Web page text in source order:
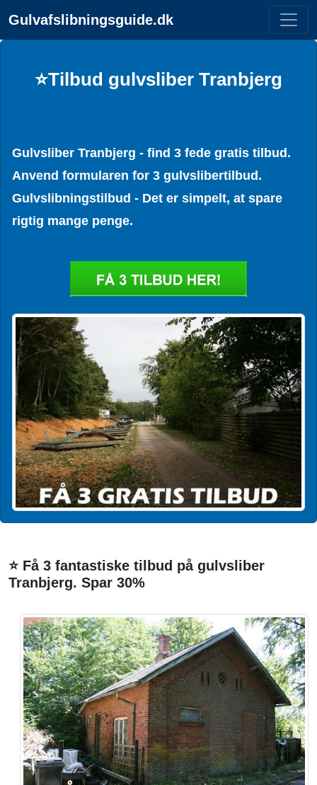
Gulvafslibningsguide.dk
⭐Tilbud gulvsliber Tranbjerg
Gulvsliber Tranbjerg - find 3 fede gratis tilbud.
Anvend formularen for 3 gulvslibertilbud.
Gulvslibningstilbud - Det er simpelt, at spare
rigtig mange penge.
⭐ Få 3 fantastiske tilbud på gulvsliber
Tranbjerg. Spar 30%